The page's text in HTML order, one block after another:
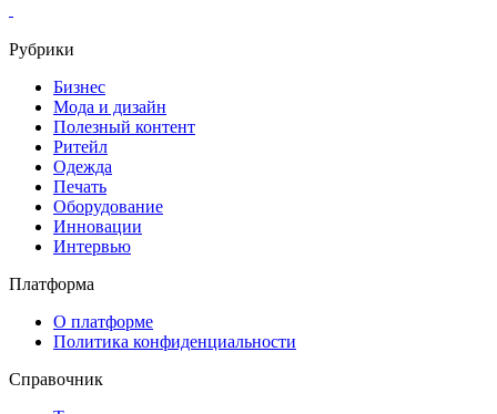
Рубрики
Бизнес
Мода и дизайн
Полезный контент
Ритейл
Одежда
Печать
Оборудование
Инновации
Интервью
Платформа
О платформе
Политика конфиденциальности
Справочник